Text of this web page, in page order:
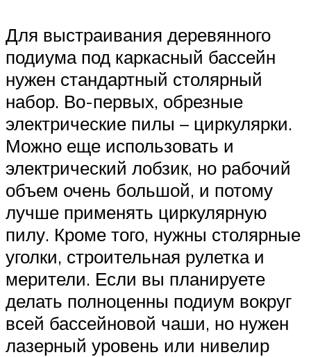
Для выстраивания деревянного
подиума под каркасный бассейн
нужен стандартный столярный
набор. Во-первых, обрезные
электрические пилы – циркулярки.
Можно еще использовать и
электрический лобзик, но рабочий
объем очень большой, и потому
лучше применять циркулярную
пилу. Кроме того, нужны столярные
уголки, строительная рулетка и
мерители. Если вы планируете
делать полноценны подиум вокруг
всей бассейновой чаши, но нужен
лазерный уровень или нивелир